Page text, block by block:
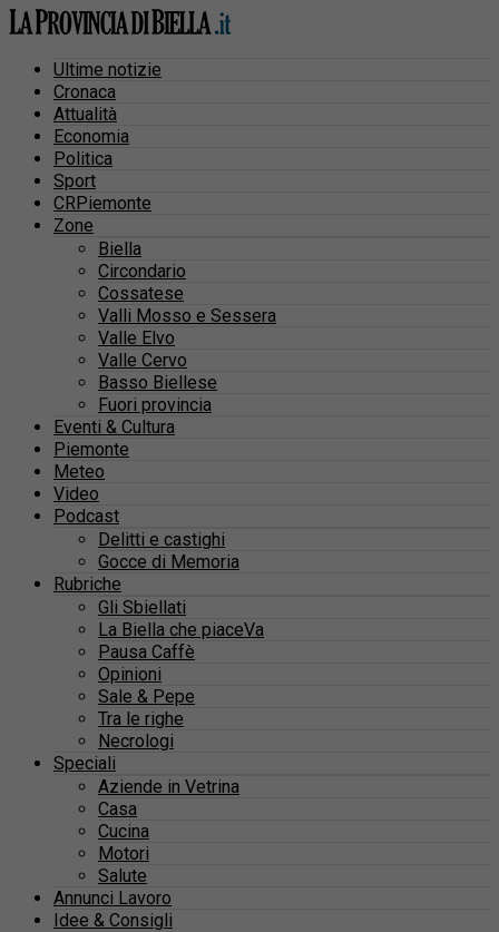
Ultime notizie
Cronaca
Attualità
Economia
Politica
Sport
CRPiemonte
Zone
Biella
Circondario
Cossatese
Valli Mosso e Sessera
Valle Elvo
Valle Cervo
Basso Biellese
Fuori provincia
Eventi & Cultura
Piemonte
Meteo
Video
Podcast
Delitti e castighi
Gocce di Memoria
Rubriche
Gli Sbiellati
La Biella che piaceVa
Pausa Caffè
Opinioni
Sale & Pepe
Tra le righe
Necrologi
Speciali
Aziende in Vetrina
Casa
Cucina
Motori
Salute
Annunci Lavoro
Idee & Consigli